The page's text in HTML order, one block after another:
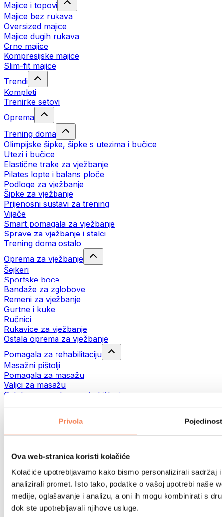
Privola
Ova web-stranica koristi kolačiće
Kolačiće upotrebljavamo kako bismo personalizirali sadržaj
analizirali promet. Isto tako, podatke o vašoj upotrebi naše
medije, oglašavanje i analizu, a oni ih mogu kombinirati s
dok ste upotrebljavali njihove usluge.
Majice i topovi
Majice bez rukava
Oversized majice
Majice dugih rukava
Crne majice
Kompresijske majice
Slim-fit majice
Trendi
Kompleti
Trenirke setovi
Oprema
Trening doma
Olimpijske šipke, šipke s utezima i bučice
Utezi i bučice
Elastične trake za vježbanje
Pilates lopte i balans ploče
Podloge za vježbanje
Šipke za vježbanje
Prijenosni sustavi za trening
Vijače
Smart pomagala za vježbanje
Sprave za vježbanje i stalci
Trening doma ostalo
Oprema za vježbanje
Šejkeri
Sportske boce
Bandaže za zglobove
Remeni za vježbanje
Gurtne i kuke
Ručnici
Rukavice za vježbanje
Ostala oprema za vježbanje
Pomagala za rehabilitaciju
Masažni pištolji
Pomagala za masažu
Valjci za masažu
Ostala pomagala za rehabilitaciju
Torbe i ruksaci
Torbe za hranu i dodaci
Oprema prema aktivnosti
Trčanje
Borilački sportovi
Biciklizam
Joga i pilates
Terapija hladnom vodom